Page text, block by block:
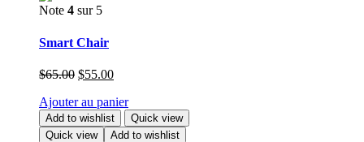
Note 4 sur 5
Smart Chair
$65.00 Le
initial
était :
$65.00.
$55.00Le
actuel
est :
$55.00.
Ajouter au panier
Add to wishlist
Quick view
Quick view
Add to wishlist